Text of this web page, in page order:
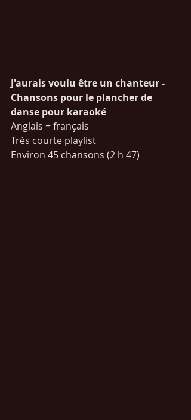
J'aurais voulu être un chanteur -
Chansons pour le plancher de
danse pour karaoké
Anglais + français
Très courte playlist
Environ 45 chansons (2 h 47)